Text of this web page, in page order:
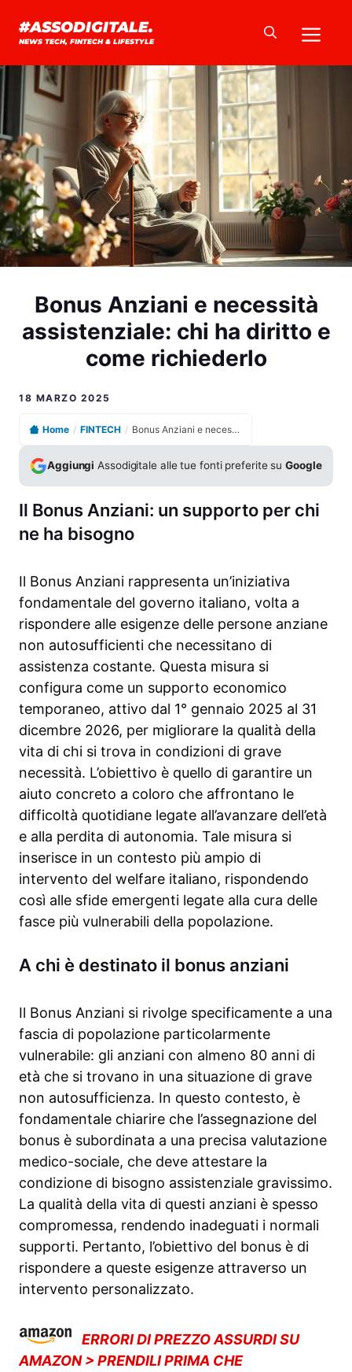
#ASSODIGITALE.
NEWS TECH, FINTECH & LIFESTYLE
Bonus Anziani e necessità
assistenziale: chi ha diritto e
come richiederlo
18 MARZO 2025
Home / FINTECH / Bonus Anziani e necessità assistenziale: chi ha diritto e come richiederlo
Aggiungi Assodigitale alle tue fonti preferite suGoogle
Il Bonus Anziani: un supporto per chi
ne ha bisogno
Il Bonus Anziani rappresenta un’iniziativa
fondamentale del governo italiano, volta a
rispondere alle esigenze delle persone anziane
non autosufficienti che necessitano di
assistenza costante. Questa misura si
configura come un supporto economico
temporaneo, attivo dal 1° gennaio 2025 al 31
dicembre 2026, per migliorare la qualità della
vita di chi si trova in condizioni di grave
necessità. L’obiettivo è quello di garantire un
aiuto concreto a coloro che affrontano le
difficoltà quotidiane legate all’avanzare dell’età
e alla perdita di autonomia. Tale misura si
inserisce in un contesto più ampio di
intervento del welfare italiano, rispondendo
così alle sfide emergenti legate alla cura delle
fasce più vulnerabili della popolazione.
A chi è destinato il bonus anziani
Il Bonus Anziani si rivolge specificamente a una
fascia di popolazione particolarmente
vulnerabile: gli anziani con almeno 80 anni di
età che si trovano in una situazione di grave
non autosufficienza. In questo contesto, è
fondamentale chiarire che l’assegnazione del
bonus è subordinata a una precisa valutazione
medico-sociale, che deve attestare la
condizione di bisogno assistenziale gravissimo.
La qualità della vita di questi anziani è spesso
compromessa, rendendo inadeguati i normali
supporti. Pertanto, l’obiettivo del bonus è di
rispondere a queste esigenze attraverso un
intervento personalizzato.
ERRORI DI PREZZO ASSURDI SU
AMAZON > PRENDILI PRIMA CHE